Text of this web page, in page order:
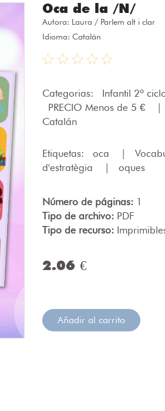
Oca de la /N/
Autora: Laura / Parlem alt i clar
Idioma: Catalán
Categorias: Infantil 2º
PRECIO Menos de 5 €
Catalán
Etiquetas: oca
d'estratègia
oques
Número de páginas: 1
Tipo de archivo: PDF
Tipo de recurso:
2.06 €
Añadir al carrito